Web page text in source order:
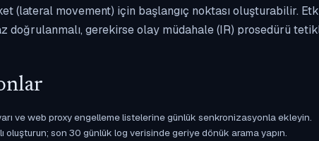
(lateral movement) için başlangıç noktası oluşturabilir.
gerekirse olay müdahale (IR) prosedürü
ve web proxy engelleme listelerine günlük senkronizasyonla ekleyin.
oluşturun; son 30 günlük log verisinde geriye dönük arama yapın.